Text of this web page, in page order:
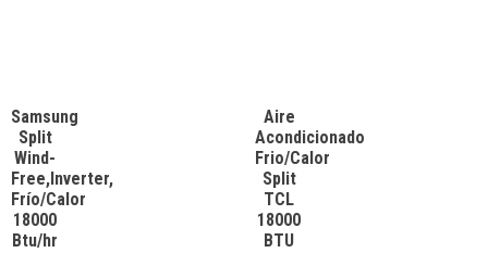
Samsung
Split
Wind-
Free,Inverter,
Frío/Calor
18000
Btu/hr
Aire
Acondicionado
Frio/Calor
Split
TCL
18000
BTU